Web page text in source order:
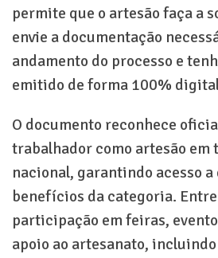
permite que o artesão faça a
envie a documentação
andamento do processo e
emitido de forma 100%
O documento reconhece
trabalhador como artesão
nacional, garantindo acesso a
benefícios da categoria.
participação em feiras,
apoio ao artesanato, incluindo